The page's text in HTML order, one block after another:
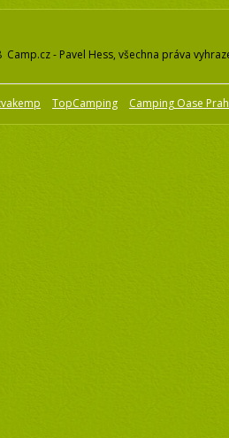
- Pavel Hess, všechna práva
TopCamping Camping Oase